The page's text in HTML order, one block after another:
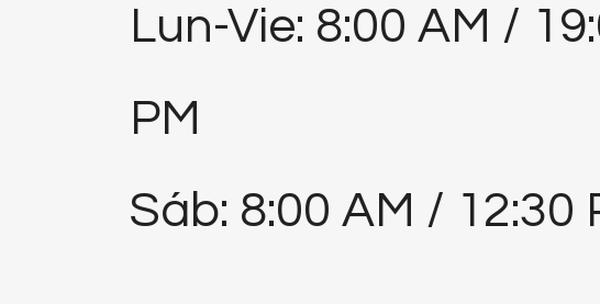
Lun-Vie: 8:00 AM /
PM
Sáb: 8:00 AM / 12:30